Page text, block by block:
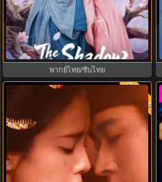
Princess Zhaoyang องค์หญิงเจา
หยาง (2026) พากย์ไทย ซับไทย
EP.1-18
พากย์ไทย/ซับไทย
พากย์ไทย